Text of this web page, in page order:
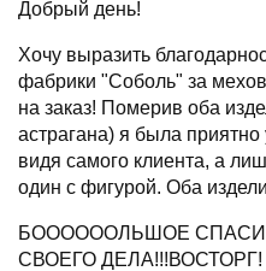
Добрый день!
Хочу выразить
фабрики "Соболь" за
на заказ! Померив оба
астрагана) я была
видя самого клиента, а
один с фигурой. Оба
БООООООЛЬШОЕ
СВОЕГО ДЕЛА!!!ВОСТОРГ!